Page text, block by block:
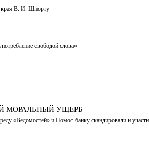
края В. И. Шпорту
свободой слова»
МОРАЛЬНЫЙ УЩЕРБ
«Ведомостей» и Номос-банку скандировали и